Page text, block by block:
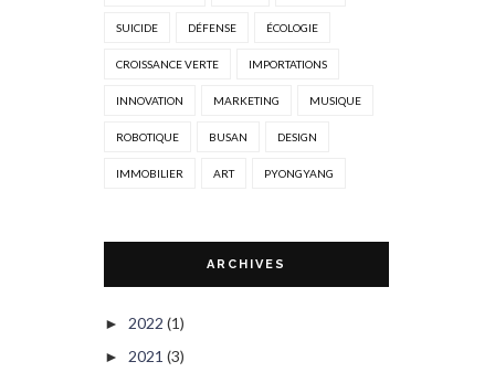
SUICIDE DÉFENSE ÉCOLOGIE
CROISSANCE VERTE IMPORTATIONS
INNOVATION MARKETING MUSIQUE
ROBOTIQUE BUSAN DESIGN
IMMOBILIER ART PYONGYANG
ARCHIVES
► 2022 (1)
► 2021 (3)